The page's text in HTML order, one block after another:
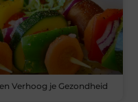
Verhoog je Gezondheid